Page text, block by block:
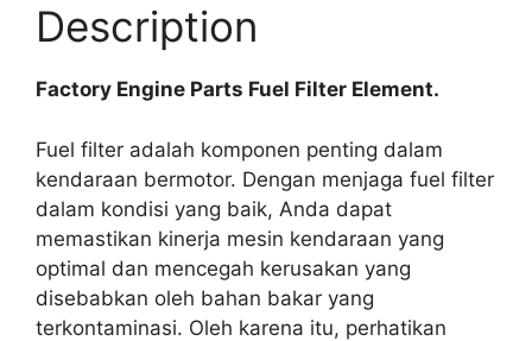
Description
Factory Engine Parts Fuel Filter Element.
Fuel filter adalah komponen penting dalam
kendaraan bermotor. Dengan menjaga fuel filter
dalam kondisi yang baik, Anda dapat
memastikan kinerja mesin kendaraan yang
optimal dan mencegah kerusakan yang
disebabkan oleh bahan bakar yang
terkontaminasi. Oleh karena itu, perhatikan